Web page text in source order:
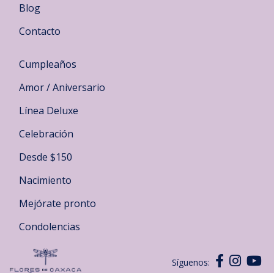
Blog
Contacto
Cumpleaños
Amor / Aniversario
Línea Deluxe
Celebración
Desde $150
Nacimiento
Mejórate pronto
Condolencias
Síguenos: